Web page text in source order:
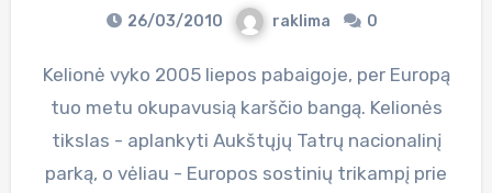
26/03/2010 raklima 0
Kelionė vyko 2005 liepos pabaigoje, per Europą
tuo metu okupavusią karščio bangą. Kelionės
tikslas - aplankyti Aukštųjų Tatrų nacionalinį
parką, o vėliau - Europos sostinių trikampį prie